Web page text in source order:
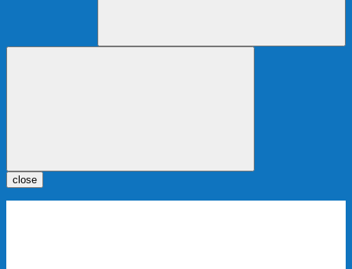
close